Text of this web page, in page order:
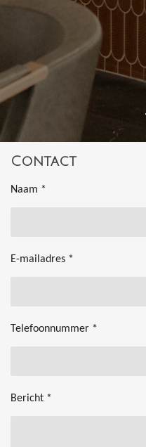
Contact
Naam *
E-mailadres *
Telefoonnummer *
Bericht *